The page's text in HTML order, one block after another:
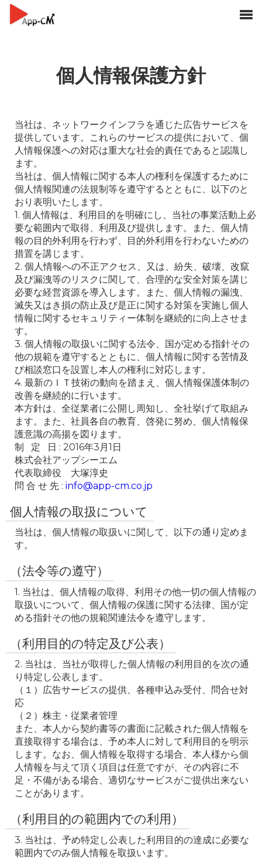
個人情報保護方針
当社は、ネットワークインフラを通じた広告サービスを
提供しています。これらのサービスの提供において、個
人情報保護への対応は重大な社会的責任であると認識し
ます。
当社は、個人情報に関する本人の権利を保護するために
個人情報関連の法規制等を遵守するとともに、以下のと
おり表明いたします。
1. 個人情報は、利用目的を明確にし、当社の事業活動上必
要な範囲内で取得、利用及び提供します。また、個人情
報の目的外利用を行わず、目的外利用を行わないための
措置を講じます。
2. 個人情報への不正アクセス、又は、紛失、破壊、改竄
及び漏洩等のリスクに関して、合理的な安全対策を講じ
必要な経営資源を導入します。また、個人情報の漏洩、
滅失又はき損の防止及び是正に関する対策を実施し個人
情報に関するセキュリティー体制を継続的に向上させま
す。
3. 個人情報の取扱いに関する法令、国が定める指針その
他の規範を遵守するとともに、個人情報に関する苦情及
び相談窓口を設置し本人の権利に対応します。
4. 最新のＩＴ技術の動向を踏まえ、個人情報保護体制の
改善を継続的に行います。
本方針は、全従業者に公開し周知し、全社挙げて取組み
ます。また、社員各自の教育、啓発に努め、個人情報保
護意識の高揚を図ります。
制   定   日 : 2016年3月1日
株式会社アップシーエム
代表取締役　大塚淳史
問 合 せ 先 : info@app-cm.co.jp
個人情報の取扱について
当社は、個人情報の取扱いに関して、以下の通り定めま
す。
（法令等の遵守）
1. 当社は、個人情報の取得、利用その他一切の個人情報の
取扱いについて、個人情報の保護に関する法律、国が定
める指針その他の規範関連法令を遵守します。
（利用目的の特定及び公表）
2. 当社は、当社が取得した個人情報の利用目的を次の通
り特定し公表します。
（１）広告サービスの提供、各種申込み受付、問合せ対
応
（２）株主・従業者管理
また、本人から契約書等の書面に記載された個人情報を
直接取得する場合は、予め本人に対して利用目的を明示
します。なお、個人情報を取得する場合、本人様から個
人情報を与えて頂く項目は任意ですが、その内容に不
足・不備がある場合、適切なサービスがご提供出来ない
ことがあります。
（利用目的の範囲内での利用）
3. 当社は、予め特定し公表した利用目的の達成に必要な
範囲内でのみ個人情報を取扱います。